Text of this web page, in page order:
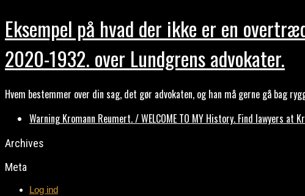
Eksempel på hvad der ikke er en
2020-1932. over Lundgrens advokater.
Hvem bestemmer over din sag, det gør advokaten, og han må gerne gå bag
Warning Kromann Reumert. / WELCOME TO MY History. Find
Archives
Meta
Log ind